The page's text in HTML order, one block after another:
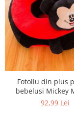
Fotoliu din plus
bebelusi Mickey
negru/rosu
92,99 Lei